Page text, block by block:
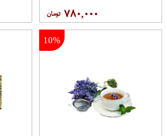
۷۸۰,۰۰۰
10%